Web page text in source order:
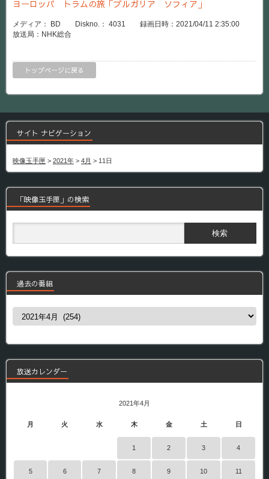
ヨーロッパ トラムの旅「ブルガリア ソフィア」
メディア： BD Diskno.： 4031 録画日時：2021/04/11 2:35:00
放送局：NHK総合
トップページに戻る
サイト ナビゲーション
映像玉手匣 > 2021年 > 4月 > 11日
「映像玉手匣」の検索
過去の番組
過
組
放送カレンダー
2021年4月
月 火 水 木 金 土 日
1 2 3 4
5 6 7 8 9 10 11